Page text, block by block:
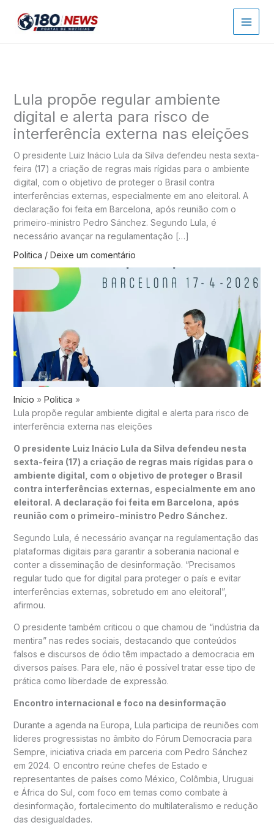
para
Lula propõe regular ambiente
digital e alerta para risco de
interferência externa nas eleições
O presidente Luiz Inácio Lula da Silva defendeu nesta sexta-
feira (17) a criação de regras mais rígidas para o ambiente
digital, com o objetivo de proteger o Brasil contra
interferências externas, especialmente em ano eleitoral. A
declaração foi feita em Barcelona, após reunião com o
primeiro-ministro Pedro Sánchez. Segundo Lula, é
necessário avançar na regulamentação […]
Politica / Deixe um comentário
Início
Politica
Lula propõe regular ambiente digital e alerta para risco de
interferência externa nas eleições
O presidente Luiz Inácio Lula da Silva defendeu nesta
sexta-feira (17) a criação de regras mais rígidas para o
ambiente digital, com o objetivo de proteger o Brasil
contra interferências externas, especialmente em ano
eleitoral. A declaração foi feita em Barcelona , após
reunião com o primeiro-ministro Pedro Sánchez.
Segundo Lula, é necessário avançar na regulamentação das
plataformas digitais para garantir a soberania nacional e
conter a disseminação de desinformação. “Precisamos
regular tudo que for digital para proteger o país e evitar
interferências externas, sobretudo em ano eleitoral”,
afirmou.
O presidente também criticou o que chamou de “indústria da
mentira” nas redes sociais, destacando que conteúdos
falsos e discursos de ódio têm impactado a democracia em
diversos países. Para ele, não é possível tratar esse tipo de
prática como liberdade de expressão.
Encontro internacional e foco na desinformação
Durante a agenda na Europa, Lula participa de reuniões com
líderes progressistas no âmbito do Fórum Democracia para
Sempre, iniciativa criada em parceria com Pedro Sánchez
em 2024. O encontro reúne chefes de Estado e
representantes de países como México, Colômbia, Uruguai
e África do Sul, com foco em temas como combate à
desinformação, fortalecimento do multilateralismo e redução
das desigualdades.